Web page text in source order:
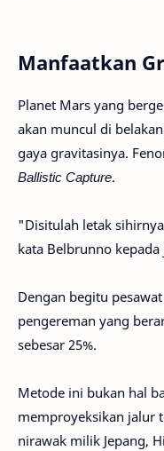
Manfaatkan
Planet Mars yang
akan muncul di
gaya gravitasinya.
Ballistic Capture.
"Disitulah letak
kata Belbrunno
Dengan begitu
pengereman yang
sebesar 25%.
Metode ini bukan hal
memproyeksikan jalur
nirawak milik Jepang,